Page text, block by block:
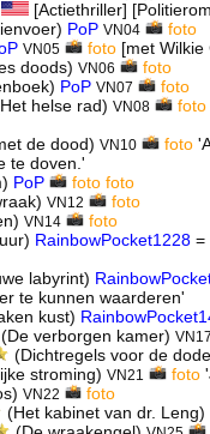
[Actiethriller]
PoP VN04
foto
VN05 foto [met
doods)VN06
foto
PoP VN07
foto
helse rad)VN08 foto
de dood)VN10 foto
te doven.'
PoP foto foto
VN12
foto
VN14
foto
RainbowPocket1228=
labyrint)
te kunnen waarderen'
kust)
(De verborgen kamer)
(Dichtregels voor de
stroming)VN21 foto
VN22
foto
(Het kabinet van dr. Leng)